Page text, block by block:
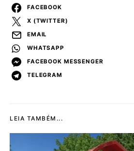
FACEBOOK
X (TWITTER)
EMAIL
WHATSAPP
FACEBOOK MESSENGER
TELEGRAM
LEIA TAMBÉM...